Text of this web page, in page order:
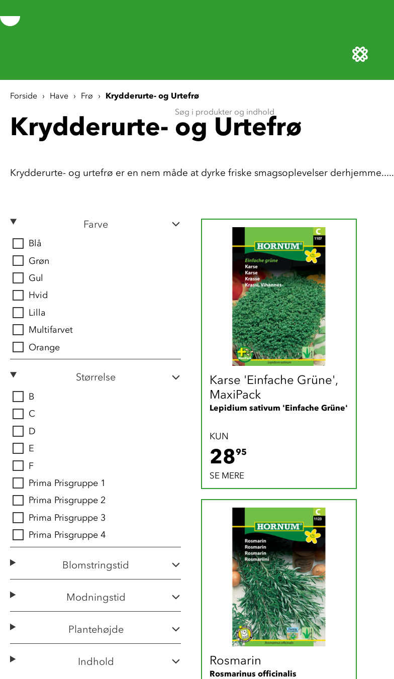
Forside Have Frø Krydderurte- og Urtefrø
Krydderurte- og Urtefrø
Krydderurte- og urtefrø er en nem måde at dyrke friske smagsoplevelser derhjemme.....
Farve
Blå
Grøn
Gul
Hvid
Lilla
Multifarvet
Orange
Størrelse
B
C
D
E
F
Prima Prisgruppe 1
Prima Prisgruppe 2
Prima Prisgruppe 3
Prima Prisgruppe 4
Blomstringstid
Modningstid
Plantehøjde
Indhold
Karse 'Einfache Grüne',
MaxiPack
Lepidium sativum 'Einfache Grüne'
KUN
2895
SE MERE
Rosmarin
Rosmarinus officinalis